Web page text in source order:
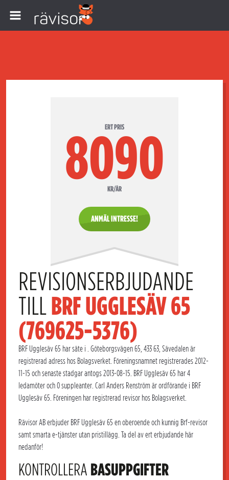
ERT PRIS
8090
KR/ÅR
ANMÄL INTRESSE!
REVISIONSERBJUDANDE
TILL BRF UGGLESÄV 65
(769625-5376)
BRF Ugglesäv 65 har säte i . Göteborgsvägen 65, 433 63, Sävedalen är
registrerad adress hos Bolagsverket. Föreningsnamnet registrerades 2012-
11-15 och senaste stadgar antogs 2013-08-15. BRF Ugglesäv 65 har 4
ledamöter och 0 suppleanter. Carl Anders Renström är ordförande i BRF
Ugglesäv 65. Föreningen har registrerad revisor hos Bolagsverket.
Rävisor AB erbjuder BRF Ugglesäv 65 en oberoende och kunnig Brf-revisor
samt smarta e-tjänster utan pristillägg. Ta del av ert erbjudande här
nedanför!
KONTROLLERA BASUPPGIFTER